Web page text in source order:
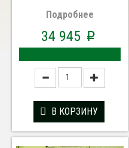
Подробнее
34 945 p
В КОРЗИНУ